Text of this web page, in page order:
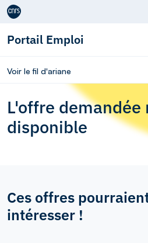
Aller au contenu
Portail Emploi
Voir le fil d'ariane
L'offre demandée
disponible
Ces offres
intéresser !